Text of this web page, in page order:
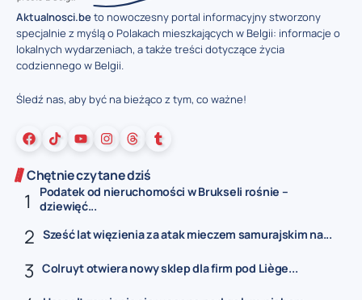
Aktualnosci.beto nowoczesny portal informacyjny stworzony
specjalnie z myślą o Polakach mieszkających w Belgii: informacje o
lokalnych wydarzeniach, a także treści dotyczące życia
codziennego w Belgii.
Śledź nas, aby być na bieżąco z tym, co ważne!
Chętnie czytane dziś
Podatek od nieruchomości w Brukseli rośnie –
dziewięć...
Sześć lat więzienia za atak mieczem samurajskim na...
Colruyt otwiera nowy sklep dla firm pod Liège...